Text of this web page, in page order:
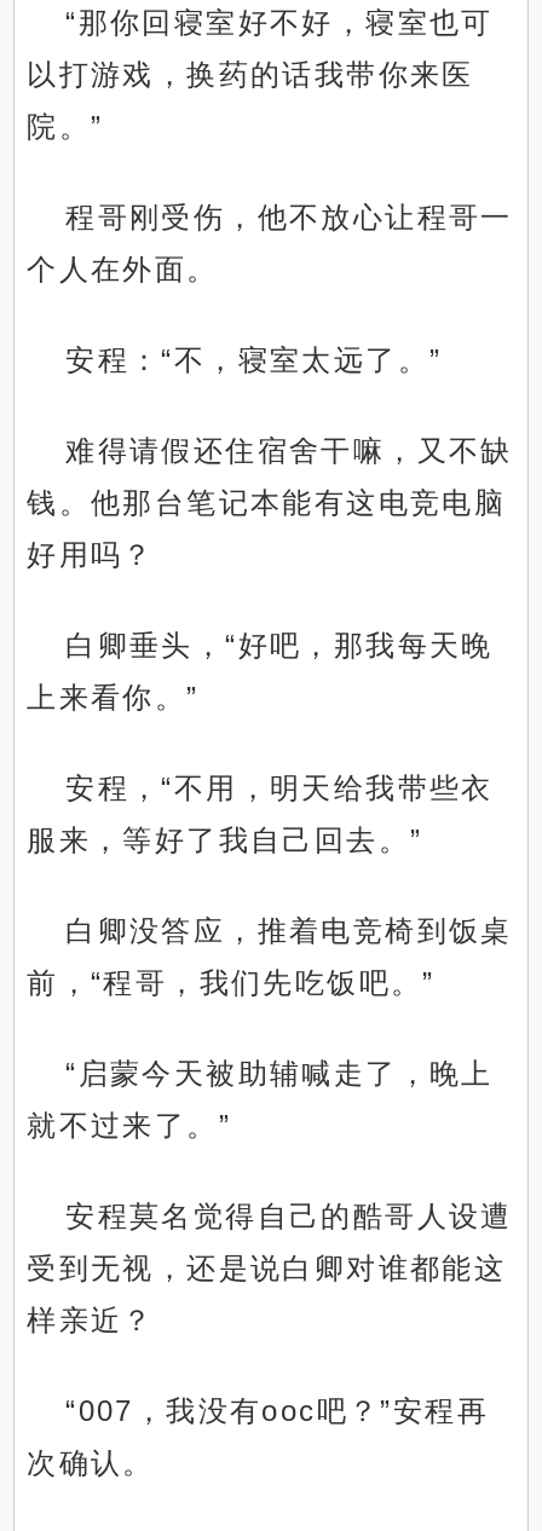
“那你回寝室好不好，寝室也可
以打游戏，换药的话我带你来医
院。”
程哥刚受伤，他不放心让程哥一
个人在外面。
安程：“不，寝室太远了。”
难得请假还住宿舍干嘛，又不缺
钱。他那台笔记本能有这电竞电脑
好用吗？
白卿垂头，“好吧，那我每天晚
上来看你。”
安程，“不用，明天给我带些衣
服来，等好了我自己回去。”
白卿没答应，推着电竞椅到饭桌
前，“程哥，我们先吃饭吧。”
“启蒙今天被助辅喊走了，晚上
就不过来了。”
安程莫名觉得自己的酷哥人设遭
受到无视，还是说白卿对谁都能这
样亲近？
“007，我没有ooc吧？”安程再
次确认。